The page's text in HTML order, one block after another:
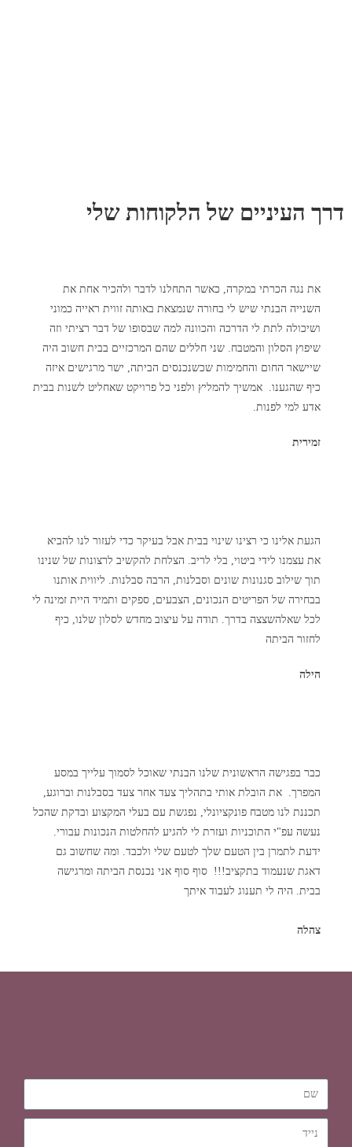
דרך העיניים של הלקוחות שלי
את נגה הכרתי במקרה, כאשר התחלנו לדבר ולהכיר אחת את
השנייה הבנתי שיש לי בחורה שנמצאת באותה זווית ראייה כמוני
ושיכולה לתת לי הדרכה והכוונה למה שבסופו של דבר רציתי וזה
שיפוץ הסלון והמטבח. שני חללים שהם המרכזיים בבית חשוב היה
שיישאר החום והחמימות שכשנכנסים הביתה, ישר מרגישים איזה
כיף שהגענו. אמשיך להמליץ ולפני כל פרויקט שאחליט לשנות בבית
אדע למי לפנות.
זמירית
הגעת אלינו כי רצינו שינוי בבית אבל בעיקר כדי לעזור לנו להביא
את עצמנו לידי ביטוי, בלי לריב. הצלחת להקשיב לרצונות של שנינו
תוך שילוב סגנונות שונים וסבלנות, הרבה סבלנות. ליווית אותנו
בבחירה של הפריטים הנכונים, הצבעים, ספקים ותמיד היית זמינה לי
לכל שאלהשצצה בדרך. תודה על עיצוב מחדש לסלון שלנו, כיף
לחזור הביתה
הילה
כבר בפגישה הראשונית שלנו הבנתי שאוכל לסמוך עלייך במסע
המפרך. את הובלת אותי בתהליך צעד אחר צעד בסבלנות וברוגע,
תכננת לנו מטבח פונקציונלי, נפגשת עם בעלי המקצוע ובדקת שהכל
נעשה עפ"י התוכניות ועזרת לי להגיע להחלטות הנכונות עבורי.
ידעת לתמרן בין הטעם שלך לטעם שלי ולכבד. ומה שחשוב גם
דאגת שנעמוד בתקציב!!! סוף סוף אני נכנסת הביתה ומרגישה
בבית. היה לי תענוג לעבוד איתך
צהלה